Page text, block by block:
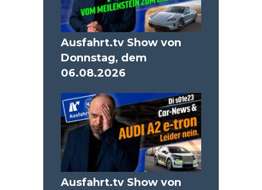
Ausfahrt.tv Show von
Donnstag, dem
06.08.2026
Ausfahrt.tv Show von